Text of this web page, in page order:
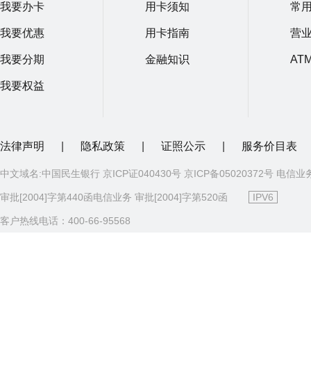
我要办卡
我要优惠
我要分期
我要权益
用卡须知
用卡指南
金融知识
常
营
法律声明 隐私政策 证照公示 服务价目表
中文域名:中国民生银行 京ICP证040430号 京ICP备05020372号 电信业
审批[2004]字第440函电信业务 审批[2004]字第520函 IPV6
客户热线电话：400-66-95568